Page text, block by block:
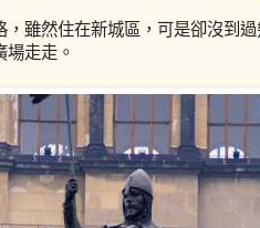
，雖然住在新城區，可是卻沒到
場走走。